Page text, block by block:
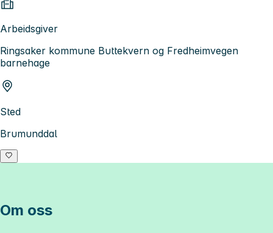
Arbeidsgiver
Ringsaker kommune Buttekvern og Fredheimvegen
barnehage
Sted
Brumunddal
Om oss